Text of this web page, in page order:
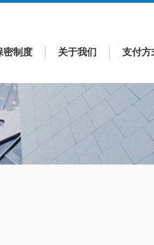
密制度 关于我们 支付方